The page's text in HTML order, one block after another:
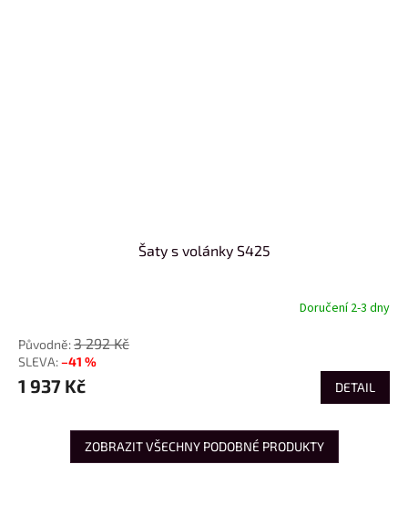
Šaty s volánky S425
Doručení 2-3 dny
3 292 Kč
–41 %
1 937 Kč DETAIL
ZOBRAZIT VŠECHNY PODOBNÉ PRODUKTY